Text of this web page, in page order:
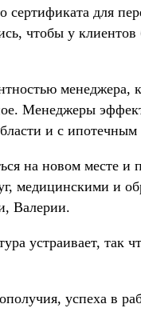
для
чтобы у
Менеджеры
и с ипотечным
на новом месте
медицинскими и
Валерии.
устраивает, так
успеха в